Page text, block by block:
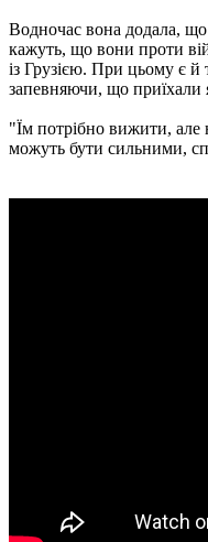
Водночас вона додала, що
кажуть, що вони проти
із Грузією. При цьому є
запевняючи, що приїхали
"Їм потрібно вижити, але
можуть бути сильними,